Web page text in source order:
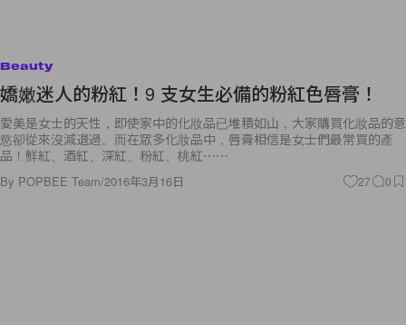
Beauty
嬌嫩迷人的粉紅！9 支女生必備的粉紅色唇膏！
愛美是女士的天性，即使家中的化妝品已堆積如山，大家購買化妝品的意
慾卻從來沒減退過。而在眾多化妝品中，唇膏相信是女士們最常買的產
品！鮮紅、酒紅、深紅、粉紅、桃紅⋯⋯
By POPBEE Team/2016年3月16日 27 0